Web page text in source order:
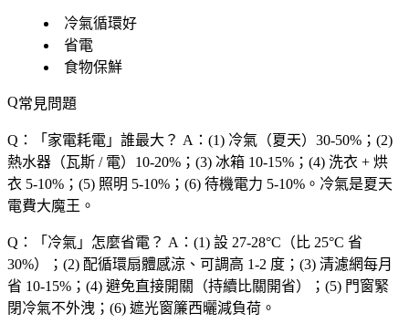
冷氣循環好
省電
食物保鮮
常見問題
Q：「 家電耗電 」誰最大？ A：(1) 冷氣（夏天）30-50%；(2)
熱水器（瓦斯 / 電）10-20%；(3) 冰箱 10-15%；(4) 洗衣 + 烘
衣 5-10%；(5) 照明 5-10%；(6) 待機電力 5-10%。冷氣是夏天
電費大魔王。
Q：「 冷氣 」怎麼省電？ A：(1) 設 27-28°C（比 25°C 省
30%）；(2) 配循環扇體感涼、可調高 1-2 度；(3) 清濾網每月
省 10-15%；(4) 避免直接開關（持續比關開省）；(5) 門窗緊
閉冷氣不外洩；(6) 遮光窗簾西曬減負荷。